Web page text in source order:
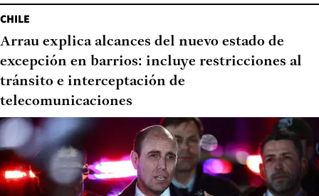
CHILE
Arrau explica alcances del nuevo estado de
excepción en barrios: incluye restricciones al
tránsito e interceptación de
telecomunicaciones